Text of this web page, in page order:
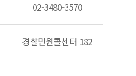
02-3480-3570
경찰민원콜센터 182